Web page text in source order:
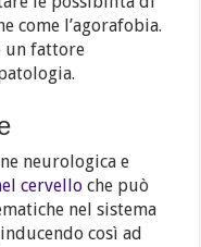
come l’agorafobia.
un fattore
neurologica e
cervello che può
nel sistema
così ad